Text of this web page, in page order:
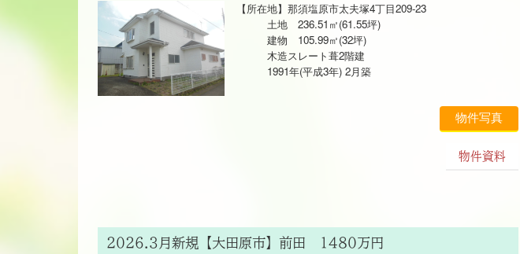
【所在地】那須塩原市太夫塚4丁目209-23
土地 236.51㎡(61.55坪)
建物 105.99㎡(32坪)
木造スレート葺2階建
1991年(平成3年) 2月築
物件写真
物件資料
2026.3月新規【大田原市】前田 1480万円